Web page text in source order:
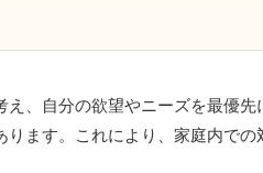
、自分の欲望やニーズを最優
ます。これにより、家庭内での